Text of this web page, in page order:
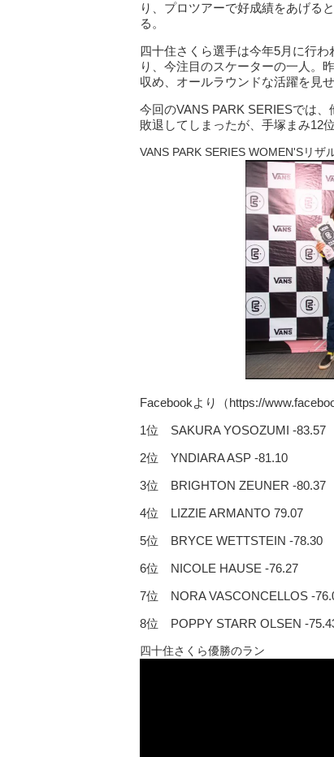
り、プロツアーで好成績をあげる
る。
四十住さくら選手は今年5月に行
り、今注目のスケーターの一人。
収め、オールラウンドな活躍を見せ
今回のVANS PARK SERIESでは
敗退してしまったが、手塚まみ12
VANS PARK SERIES WOMEN'Sリザ
Facebookより（https://
1位 SAKURA YOSOZUMI -83.57
2位 YNDIARA ASP -81.10
3位 BRIGHTON ZEUNER -80.37
4位 LIZZIE ARMANTO 79.07
5位 BRYCE WETTSTEIN -78.30
6位 NICOLE HAUSE -76.27
7位 NORA VASCONCELLOS -
8位 POPPY STARR OLSEN -
四十住さくら優勝のラン